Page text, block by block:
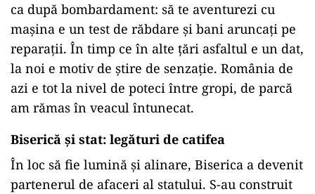
ca după bombardament: să te aventurezi cu
mașina e un test de răbdare și bani aruncați pe
reparații. În timp ce în alte țări asfaltul e un dat,
la noi e motiv de știre de senzație. România de
azi e tot la nivel de poteci între gropi, de parcă
am rămas în veacul întunecat.
Biserică și stat: legături de catifea
În loc să fie lumină și alinare, Biserica a devenit
partenerul de afaceri al statului. S-au construit